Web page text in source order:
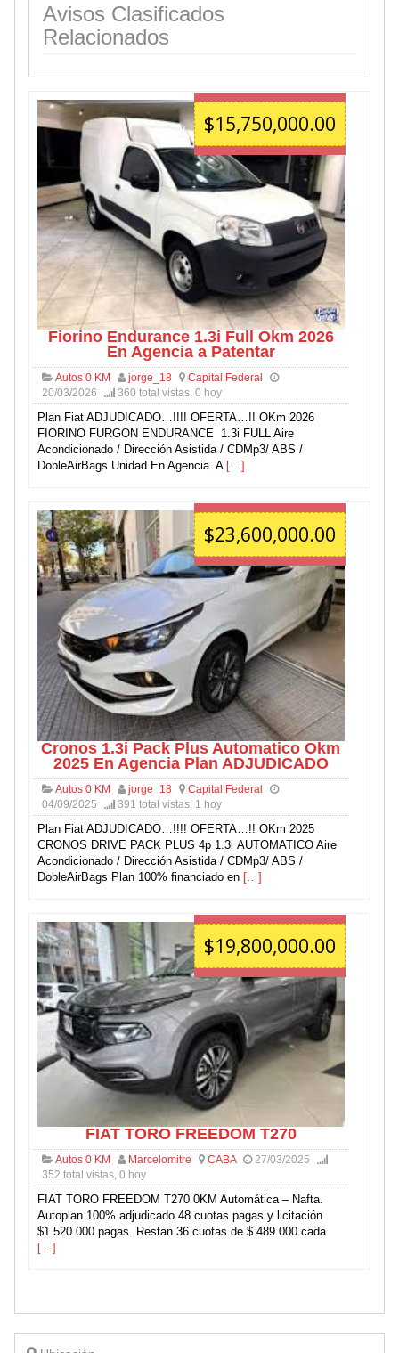
Avisos Clasificados
Relacionados
$15,750,000.00
Fiorino Endurance 1.3i Full Okm 2026
En Agencia a Patentar
Autos 0 KM jorge_18
Capital Federal
20/03/2026
360 total vistas, 0 hoy
Plan Fiat ADJUDICADO…!!!! OFERTA…!! OKm 2026
FIORINO FURGON ENDURANCE 1.3i FULL Aire
Acondicionado / Dirección Asistida / CDMp3/ ABS /
DobleAirBags Unidad En Agencia. A […]
$23,600,000.00
Cronos 1.3i Pack Plus Automatico Okm
2025 En Agencia Plan ADJUDICADO
Autos 0 KM jorge_18
Capital Federal
04/09/2025
391 total vistas, 1 hoy
Plan Fiat ADJUDICADO…!!!! OFERTA…!! OKm 2025
CRONOS DRIVE PACK PLUS 4p 1.3i AUTOMATICO Aire
Acondicionado / Dirección Asistida / CDMp3/ ABS /
DobleAirBags Plan 100% financiado en […]
$19,800,000.00
FIAT TORO FREEDOM T270
Autos 0 KM Marcelomitre CABA
27/03/2025
352 total vistas, 0 hoy
FIAT TORO FREEDOM T270 0KM Automática – Nafta.
Autoplan 100% adjudicado 48 cuotas pagas y licitación
$1.520.000 pagas. Restan 36 cuotas de $ 489.000 cada
[…]